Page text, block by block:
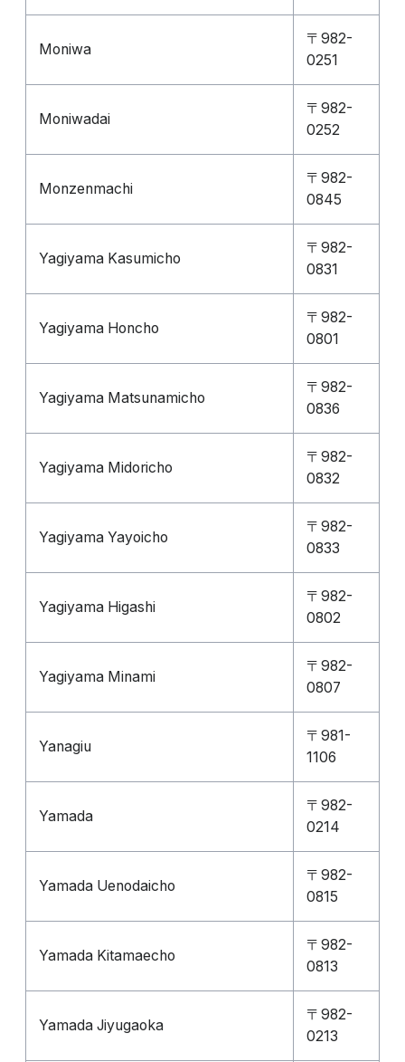
Moniwa
〒982-
0251
Moniwadai
〒982-
0252
Monzenmachi
〒982-
0845
Yagiyama Kasumicho
〒982-
0831
Yagiyama Honcho
〒982-
0801
Yagiyama Matsunamicho
〒982-
0836
Yagiyama Midoricho
〒982-
0832
Yagiyama Yayoicho
〒982-
0833
Yagiyama Higashi
〒982-
0802
Yagiyama Minami
〒982-
0807
Yanagiu
〒981-
1106
Yamada
〒982-
0214
Yamada Uenodaicho
〒982-
0815
Yamada Kitamaecho
〒982-
0813
Yamada Jiyugaoka
〒982-
0213